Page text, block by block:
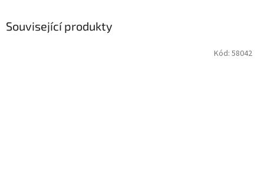
Související produkty
Kód: 58042